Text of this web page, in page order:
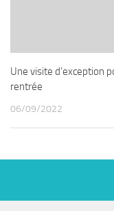
Une visite d’exception
rentrée
06/09/2022